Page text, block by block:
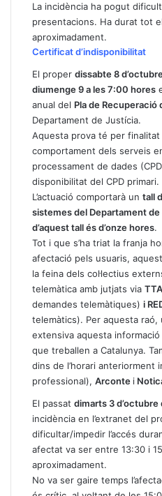
La incidència ha pogut
presentacions. Ha durat tot
aproximadament.
Certificat d’indisponibilitat
El proper dissabte 8
diumenge 9 a les 7:00 hores
anual del Pla de Recuperació
Departament de Justícia.
Aquesta prova té per
comportament dels serveis
processament de dades
disponibilitat del CPD primari.
L’actuació comportarà un tall
sistemes del Departament
d’aquest tall és d’onze hores.
Tot i que s’ha triat la franja
afectació pels usuaris,
la feina dels col·lectius
telemàtica amb jutjats via TTA
demandes telemàtiques) i
telemàtics). Per aquesta raó,
extensiva aquesta
que treballen a Catalunya.
dins de l’horari anteriorment
professional), Arconte i
El passat dimarts 3 d’octubre
incidència en l’extranet del
dificultar/impedir l’accés
afectat va ser entre 13:30 i
aproximadament.
No va ser gaire temps